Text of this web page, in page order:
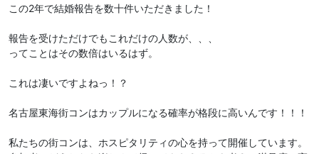
この2年で結婚報告を数十件いただきました！
報告を受けただけでもこれだけの人数が、、、
ってことはその数倍はいるはず。
これは凄いですよねっ！？
名古屋東海街コンはカップルになる確率が格段に高いんです！！！
私たちの街コンは、ホスピタリティの心を持って開催しています。